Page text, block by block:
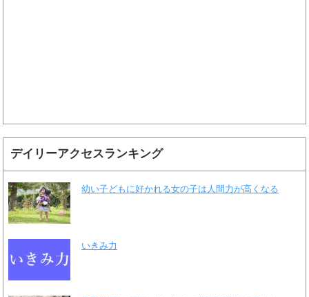
デイリーアクセスランキング
幼い子どもに好かれる女の子は人間力が高くなる
いきみ力